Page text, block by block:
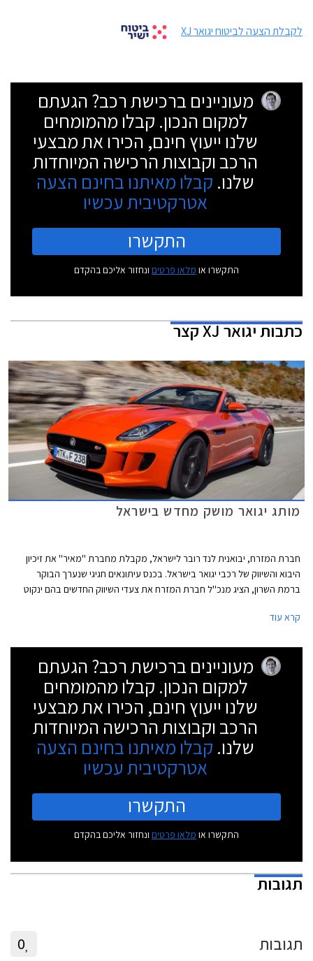
לקבלת הצעה לביטוח יגואר XJ
מעוניינים ברכישת רכב? הגעתם
למקום הנכון. קבלו מהמומחים
שלנו ייעוץ חינם, הכירו את מבצעי
הרכב וקבוצות הרכישה המיוחדות
שלנו. קבלו מאיתנו בחינם הצעה
אטרקטיבית עכשיו
התקשרו
התקשרו או מלאו פרטים ונחזור אליכם בהקדם
כתבותיגואר XJ קצר
מותג יגואר מושק מחדש בישראל
חברת המזרח, יבואנית לנד רובר לישראל, מקבלת מחברת ''מאיר'' את זיכיון
היבוא והשיווק של רכבי יגואר בישראל. בכנס עיתונאים חגיגי שנערך הבוקר
ברמת השרון, הציג מנכ''ל חברת המזרח את צעדי השיווק החדשים בהם ינקוט
יכלול חניכת אולמות תצוגה חדשים, שדרוג מועדון יגואר ישראל, מעורבות
ישתנה משמעותית בשל העברת הזיכיון.
קרא עוד
מעוניינים ברכישת רכב? הגעתם
למקום הנכון. קבלו מהמומחים
שלנו ייעוץ חינם, הכירו את מבצעי
הרכב וקבוצות הרכישה המיוחדות
שלנו. קבלו מאיתנו בחינם הצעה
אטרקטיבית עכשיו
התקשרו
התקשרו או מלאו פרטים ונחזור אליכם בהקדם
תגובות
תגובות 0